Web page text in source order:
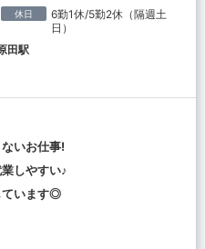
休日
6勤1休/5勤2休（隔週土
日）
田駅
いお仕事!
しやすい♪
ています◎